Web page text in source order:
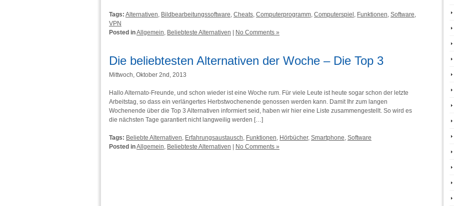
Tags: Alternativen, Bildbearbeitungssoftware, Cheats, Computerprogramm, Computerspiel , Funktionen, Software,
VPN
Posted inAllgemein, Beliebteste Alternativen No Comments »
Die beliebtesten Alternativen der Woche – Die Top 3
Mittwoch, Oktober 2nd, 2013
Hallo Alternato-Freunde, und schon wieder ist eine Woche rum. Für viele Leute ist heute sogar schon der letzte
Arbeitstag, so dass ein verlängertes Herbstwochenende genossen werden kann. Damit Ihr zum langen
Wochenende über die Top 3 Alternativen informiert seid, haben wir hier eine Liste zusammengestellt. So wird es
die nächsten Tage garantiert nicht langweilig werden […]
Tags: Beliebte Alternativen, Erfahrungsaustausch, Funktionen, Hörbücher, Smartphone, Software
Posted inAllgemein, Beliebteste Alternativen No Comments »